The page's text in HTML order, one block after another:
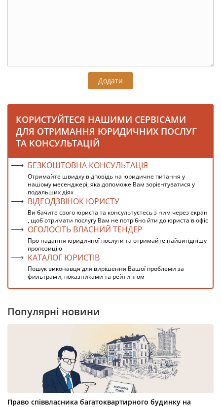
Додати
КОРИСТУЙТЕСЯ НАШИМИ СЕРВІСАМИ
ДЛЯ ОТРИМАННЯ ЮРИДИЧНИХ ПОСЛУГ
ТА КОНСУЛЬТАЦІЙ
БЕЗКОШТОВНА КОНСУЛЬТАЦІЯ
Отримайте швидку відповідь на юридичне питання у
нашому месенджері, яка допоможе Вам зорієнтуватися у
подальших діях
ВІДЕОДЗВІНОК ЮРИСТУ
Ви бачите свого юриста та консультуєтесь з ним через екран
, щоб отримати послугу Вам не потрібно йти до юриста в офіс
ОГОЛОСІТЬ ВЛАСНИЙ ТЕНДЕР
Про надання юридичної послуги та отримайте найвигіднішу
пропозицію
КАТАЛОГ ЮРИСТІВ
Пошук виконавця для вирішення Вашої проблеми за
фильтрами, показниками та рейтингом
Популярні новини
Право співвласника багатоквартирного будинку на